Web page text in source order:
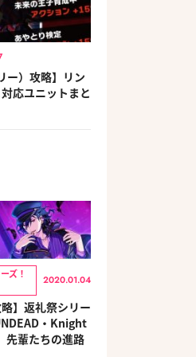
ー）攻略】リン
応ユニットまと
ズ！
2020.01.04
略】返礼祭シリー
・Knight
先輩たちの進路